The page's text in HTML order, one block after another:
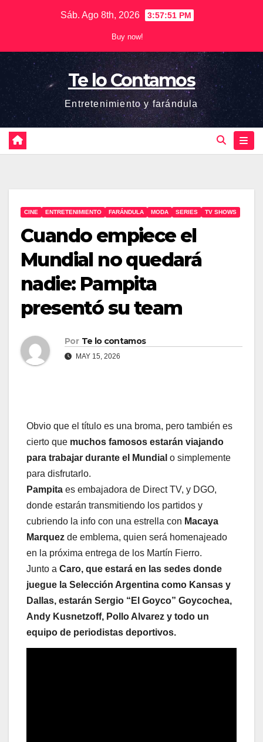
Sáb. Ago 8th, 2026 3:57:51 PM
Buy now!
Te lo Contamos
Entretenimiento y farándula
CINE ENTRETENIMIENTO FARÁNDULA MODA SERIES TV SHOWS
Cuando empiece el
Mundial no quedará
nadie: Pampita
presentó su team
Por Te lo contamos
MAY 15, 2026
Obvio que el título es una broma, pero también es
cierto que muchos famosos estarán viajando
para trabajar durante el Mundial o simplemente
para disfrutarlo.
Pampita es embajadora de Direct TV, y DGO,
donde estarán transmitiendo los partidos y
cubriendo la info con una estrella con Macaya
Marquez de emblema, quien será homenajeado
en la próxima entrega de los Martín Fierro.
Junto a Caro, que estará en las sedes donde
juegue la Selección Argentina como Kansas y
Dallas, estarán Sergio “El Goyco” Goycochea,
Andy Kusnetzoff, Pollo Alvarez y todo un
equipo de periodistas deportivos.